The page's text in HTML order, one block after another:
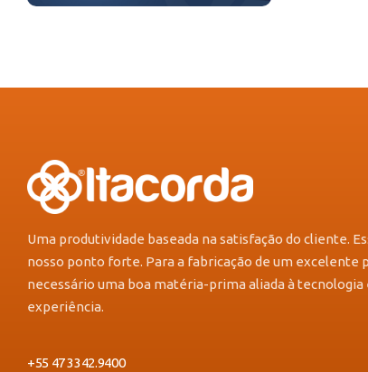
Uma produtividade baseada na satisfação do cliente.
nosso ponto forte. Para a fabricação de um excelente
necessário uma boa matéria-prima aliada à tecnologia
experiência.
+55 47 3342.9400